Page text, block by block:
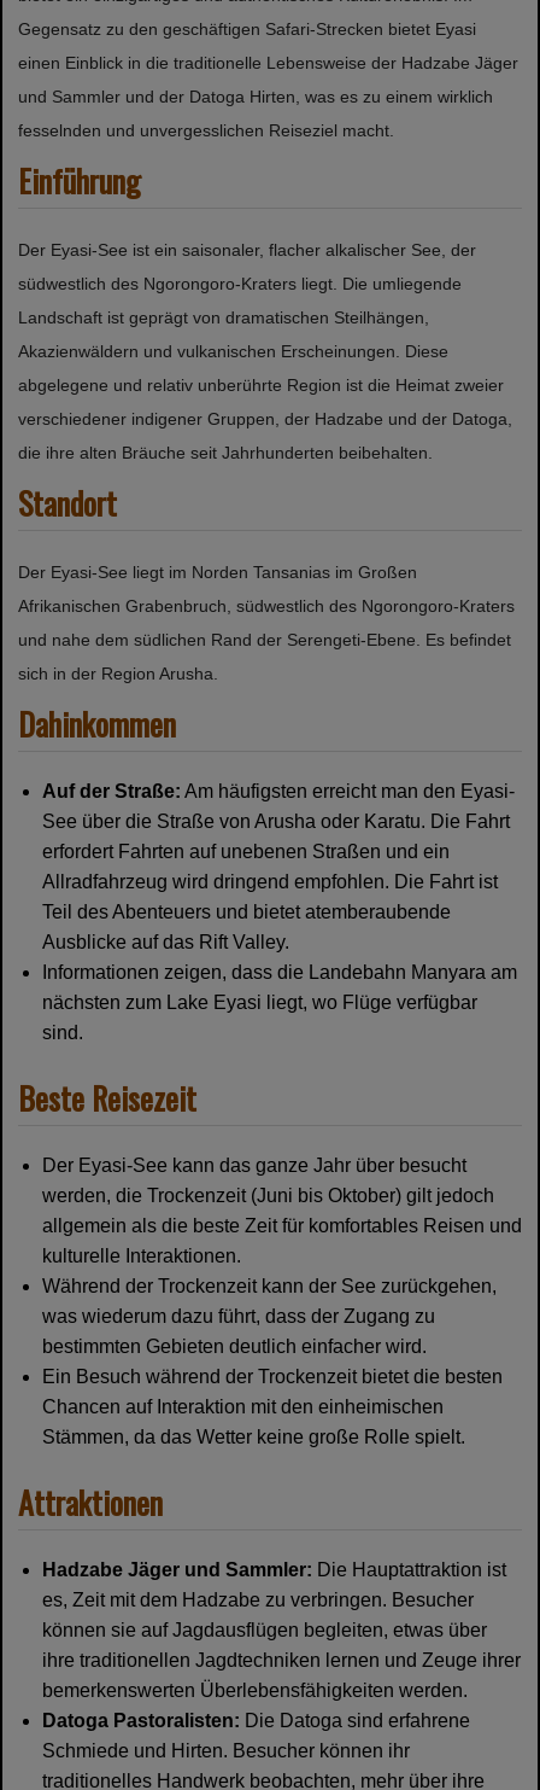
Gegensatz zu den geschäftigen Safari-Strecken bietet Eyasi
einen Einblick in die traditionelle Lebensweise der Hadzabe Jäger
und Sammler und der Datoga Hirten, was es zu einem wirklich
fesselnden und unvergesslichen Reiseziel macht.
Einführung
Der Eyasi-See ist ein saisonaler, flacher alkalischer See, der
südwestlich des Ngorongoro-Kraters liegt. Die umliegende
Landschaft ist geprägt von dramatischen Steilhängen,
Akazienwäldern und vulkanischen Erscheinungen. Diese
abgelegene und relativ unberührte Region ist die Heimat zweier
verschiedener indigener Gruppen, der Hadzabe und der Datoga,
die ihre alten Bräuche seit Jahrhunderten beibehalten.
Standort
Der Eyasi-See liegt im Norden Tansanias im Großen
Afrikanischen Grabenbruch, südwestlich des Ngorongoro-Kraters
und nahe dem südlichen Rand der Serengeti-Ebene. Es befindet
sich in der Region Arusha.
Dahinkommen
Auf der Straße: Am häufigsten erreicht man den Eyasi-
See über die Straße von Arusha oder Karatu. Die Fahrt
erfordert Fahrten auf unebenen Straßen und ein
Allradfahrzeug wird dringend empfohlen. Die Fahrt ist
Teil des Abenteuers und bietet atemberaubende
Ausblicke auf das Rift Valley.
Informationen zeigen, dass die Landebahn Manyara am
nächsten zum Lake Eyasi liegt, wo Flüge verfügbar
sind.
Beste Reisezeit
Der Eyasi-See kann das ganze Jahr über besucht
werden, die Trockenzeit (Juni bis Oktober) gilt jedoch
allgemein als die beste Zeit für komfortables Reisen und
kulturelle Interaktionen.
Während der Trockenzeit kann der See zurückgehen,
was wiederum dazu führt, dass der Zugang zu
bestimmten Gebieten deutlich einfacher wird.
Ein Besuch während der Trockenzeit bietet die besten
Chancen auf Interaktion mit den einheimischen
Stämmen, da das Wetter keine große Rolle spielt.
Attraktionen
Hadzabe Jäger und Sammler: Die Hauptattraktion ist
es, Zeit mit dem Hadzabe zu verbringen. Besucher
können sie auf Jagdausflügen begleiten, etwas über
ihre traditionellen Jagdtechniken lernen und Zeuge ihrer
bemerkenswerten Überlebensfähigkeiten werden.
Datoga Pastoralisten: Die Datoga sind erfahrene
Schmiede und Hirten. Besucher können ihr
traditionelles Handwerk beobachten, mehr über ihre